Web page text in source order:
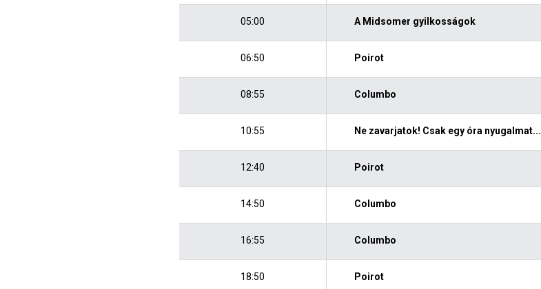
05:00 A Midsomer gyilkosságok
06:50 Poirot
08:55 Columbo
10:55 Ne zavarjatok! Csak egy óra nyugalmat...
12:40 Poirot
14:50 Columbo
16:55 Columbo
18:50 Poirot